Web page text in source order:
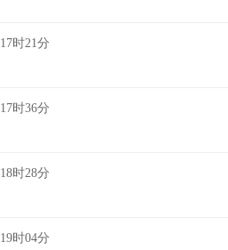
17时21分
17时36分
18时28分
19时04分